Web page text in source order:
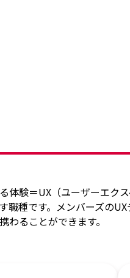
験＝UX（ユーザーエク
種です。メンバーズの
ることができます。